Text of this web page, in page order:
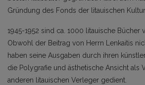
Gründung des Fonds der litauischen
1945-1952 sind ca. 1000 litauische Bücher
Obwohl der Beitrag von Herrn Lenkaitis
haben seine Ausgaben durch ihren
die Polygrafie und ästhetische Ansicht als
anderen litauischen Verleger gedient.